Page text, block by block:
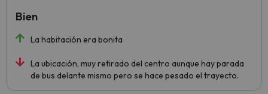
La habitación era bonita
La ubicación, muy retirado del centro aunque hay parada
de bus delante mismo pero se hace pesado el trayecto.
Bien